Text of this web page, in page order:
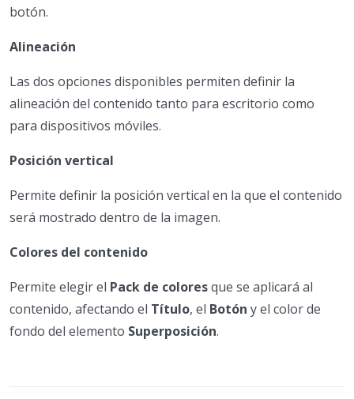
botón.
Alineación
Las dos opciones disponibles permiten definir la
alineación del contenido tanto para escritorio como
para dispositivos móviles.
Posición vertical
Permite definir la posición vertical en la que el contenido
será mostrado dentro de la imagen.
Colores del contenido
Permite elegir el Pack de coloresque se aplicará al
contenido, afectando el Título, el Botón y el color de
fondo del elemento Superposición.